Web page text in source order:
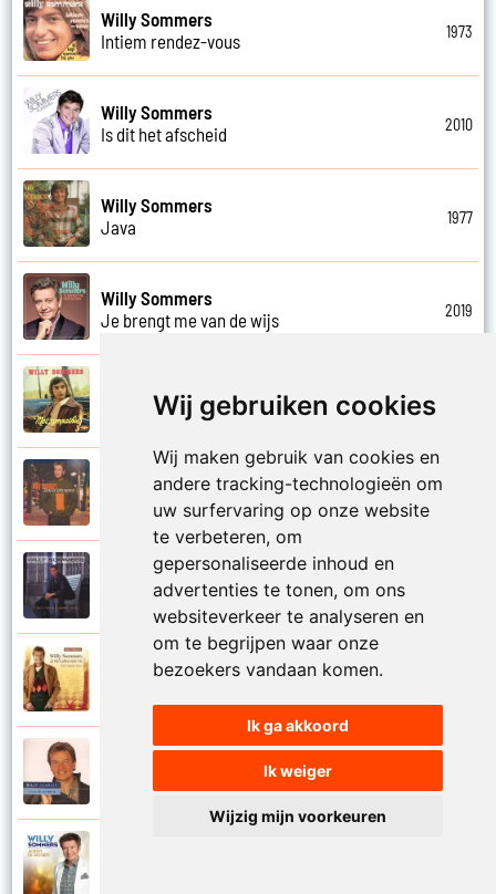
Wij gebruiken cookies
Wij maken gebruik van cookies en
andere tracking-technologieën om
uw surfervaring op onze website
te verbeteren, om
gepersonaliseerde inhoud en
advertenties te tonen, om ons
websiteverkeer te analyseren en
om te begrijpen waar onze
bezoekers vandaan komen.
Ik ga akkoord
Ik weiger
Wijzig mijn voorkeuren
Willy Sommers
Intiem rendez-vous
1973
Willy Sommers
Is dit het afscheid
2010
Willy Sommers
Java
1977
Willy Sommers
Je brengt me van de wijs
2019
Willy Sommers
Je kus zegt vaarwel
Willy Sommers
Je schenkt hem de dans
2000
Willy Sommers
Willy Sommers
Jij bent als een droom